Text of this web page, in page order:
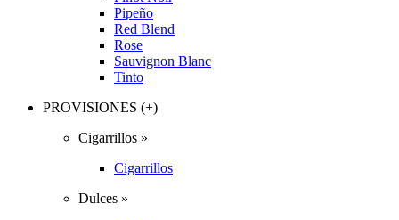
Pipeño
Red Blend
Rose
Sauvignon Blanc
Tinto
PROVISIONES (+)
Cigarrillos »
Cigarrillos
Dulces »